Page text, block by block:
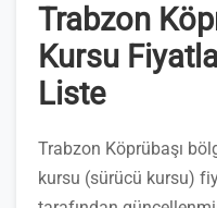
Trabzon
Kursu
Liste
Trabzon Köprübaşı
kursu (sürücü kursu)